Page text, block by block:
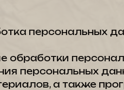
персональных
обработки
персональных
а также